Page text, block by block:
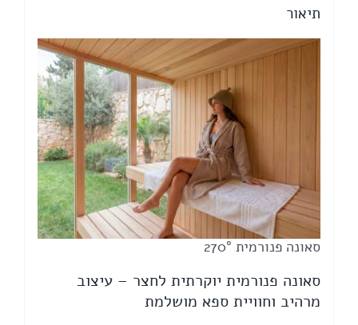
תיאור
סאונה פנורמית 270°
סאונה פנורמית יוקרתית לחצר – עיצוב
מרהיב וחוויית ספא מושלמת